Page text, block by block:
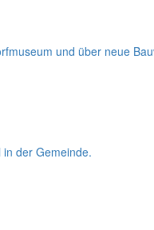
und über neue
der Gemeinde.